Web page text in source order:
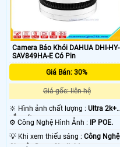
Camera Báo Khói DAHUA DHI-HY-
SAV849HA-E Có Pin
Giá Bán: 30%
Giá gốc: liên hệ
🔆 Hình ảnh chất lượng : Ultra 2k+
sắc nét .
⚙ Công Nghệ Hình Ảnh :
IP POE.
💡 Khi xem thiếu sáng : Công Nghệ